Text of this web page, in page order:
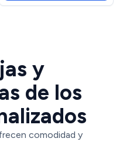
Red
y
de los
comodidad y